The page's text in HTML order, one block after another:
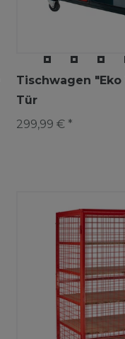
Tischwagen "Eko
Tür
299,99 € *